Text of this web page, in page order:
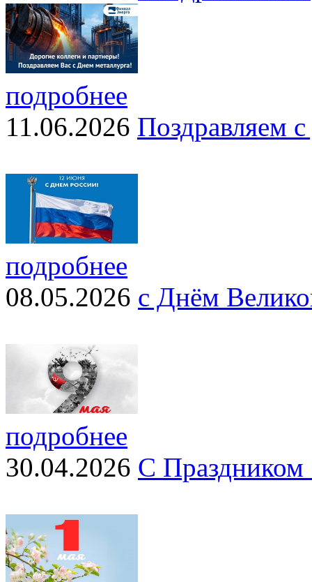
подробнее
11.06.2026 Поздравляем
подробнее
08.05.2026 с Днём
подробнее
30.04.2026 С